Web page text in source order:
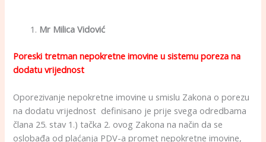
Mr Milica Vidović
Poreski tretman nepokretne imovine u sistemu poreza na
dodatu vrijednost
Oporezivanje nepokretne imovine u smislu Zakona o porezu
na dodatu vrijednost definisano je prije svega odredbama
člana 25. stav 1.) tačka 2. ovog Zakona na način da se
oslobađa od plaćanja PDV-a promet nepokretne imovine,